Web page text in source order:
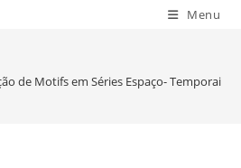
Menu
de Motifs em Séries Espaço- Temporais: